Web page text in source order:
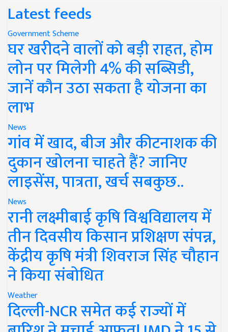
Latest feeds
Government Scheme
घर खरीदने वालों को बड़ी राहत, होम
लोन पर मिलेगी 4% की सब्सिडी,
जानें कौन उठा सकता है योजना का
लाभ
News
गांव में खाद, बीज और कीटनाशक की
दुकान खोलना चाहते हैं? जानिए
लाइसेंस, पात्रता, खर्च सबकुछ..
News
रानी लक्ष्मीबाई कृषि विश्वविद्यालय में
तीन दिवसीय किसान प्रशिक्षण संपन्न,
केंद्रीय कृषि मंत्री शिवराज सिंह चौहान
ने किया संबोधित
Weather
दिल्ली-NCR समेत कई राज्यों में